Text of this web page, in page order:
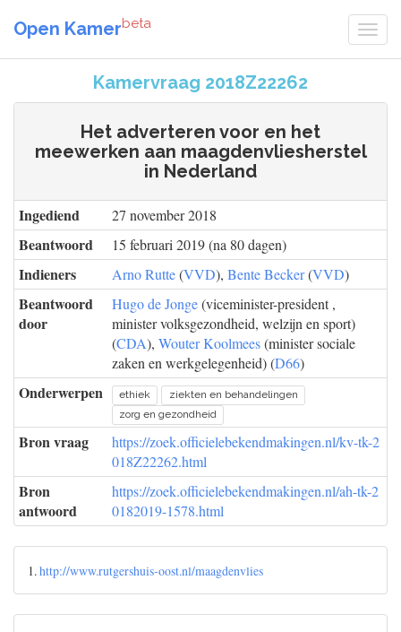
Open Kamerbeta
Kamervraag 2018Z22262
Het adverteren voor en het
meewerken aan maagdenvliesherstel
in Nederland
Ingediend 27 november 2018
Beantwoord 15 februari 2019 (na 80 dagen)
Indieners Arno Rutte(VVD), Bente Becker(VVD)
Beantwoord
door
Hugo de Jonge(viceminister-president ,
minister volksgezondheid, welzijn en sport)
(CDA), Wouter Koolmees(minister sociale
zaken en werkgelegenheid) (D66)
Onderwerpen ethiek
ziekten en behandelingen
zorg en gezondheid
Bron vraag
https://zoek.officielebekendmakingen.nl/kv-tk-2
018Z22262.html
Bron
antwoord
https://zoek.officielebekendmakingen.nl/ah-tk-2
0182019-1578.html
1.http://www.rutgershuis-oost.nl/maagdenvlies